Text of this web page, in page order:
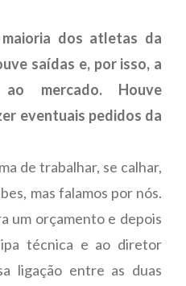
dos atletas da
saídas e, por isso, a
mercado. Houve
eventuais pedidos da
de trabalhar, se calhar,
mas falamos por nós.
um orçamento e depois
técnica e ao diretor
ligação entre as duas